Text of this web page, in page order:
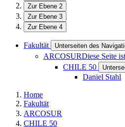
Zur Ebene 2
Zur Ebene 3
Zur Ebene 4
Fakultät Unterseiten des
ARCOSURDiese Seite
CHILE 50
Daniel Stahl
Home
Fakultät
ARCOSUR
CHILE 50